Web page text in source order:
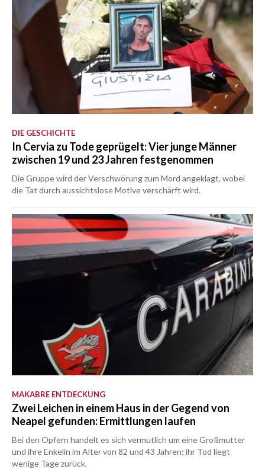
DIE GESCHICHTE
In Cervia zu Tode geprügelt: Vier junge Männer
zwischen 19 und 23 Jahren festgenommen
Die Gruppe wird der Verschwörung zum Mord angeklagt, wobei
die Tat durch aussichtslose Motive verschärft wird.
MAKABRE ENTDECKUNG
Zwei Leichen in einem Haus in der Gegend von
Neapel gefunden: Ermittlungen laufen
Bei den Opfern handelt es sich vermutlich um eine Großmutter
und ihre Enkelin im Alter von 82 und 43 Jahren; ihr Tod liegt
wenige Tage zurück.